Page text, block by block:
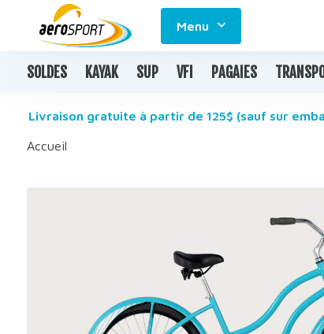
Menu
SOLDES KAYAK SUP VFI PAGAIES
Livraison gratuite à partir de 125$ (sauf sur
Accueil